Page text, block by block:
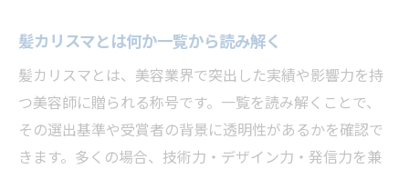
髪カリスマとは何か一覧から読み解く
髪カリスマとは、美容業界で突出した実績や影響力を持
つ美容師に贈られる称号です。一覧を読み解くことで、
その選出基準や受賞者の背景に透明性があるかを確認で
きます。多くの場合、技術力・デザイン力・発信力を兼